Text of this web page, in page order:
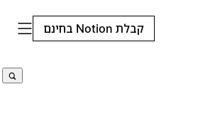
קבלת Notion בחינם